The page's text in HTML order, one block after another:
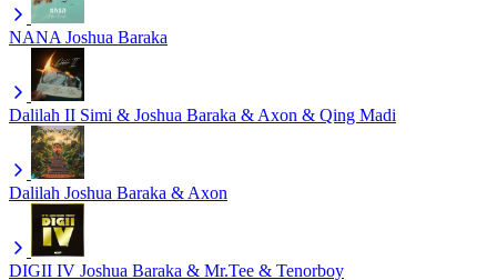
NANA Joshua Baraka
Dalilah II Simi & Joshua Baraka & Axon & Qing Madi
Dalilah Joshua Baraka & Axon
DIGII IV Joshua Baraka & Mr.Tee & Tenorboy